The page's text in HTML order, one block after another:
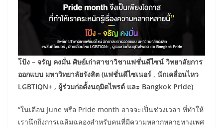
โป้ง – จรัญ คงมั่น ศิษย์เก่าสาขาวิชาแฟชั่นดีไซน์ วิทยาลัยการ
ออกแบบ มหาวิทยาลัยรังสิต (แฟชั่นดีไซเนอร์ , นักเคลื่อนไหว
LGBTIQN+ , ผู้ร่วมก่อตั้งนฤมิตไพรด์ และ Bangkok Pride)
“ในเดือน June หรือ Pride month อาจจะเป็นช่วงเวลา ที่ทำให้
เรานึกถึงการเฉลิมฉลองสำหรับคนที่มีความหลากหลายทางเพศ